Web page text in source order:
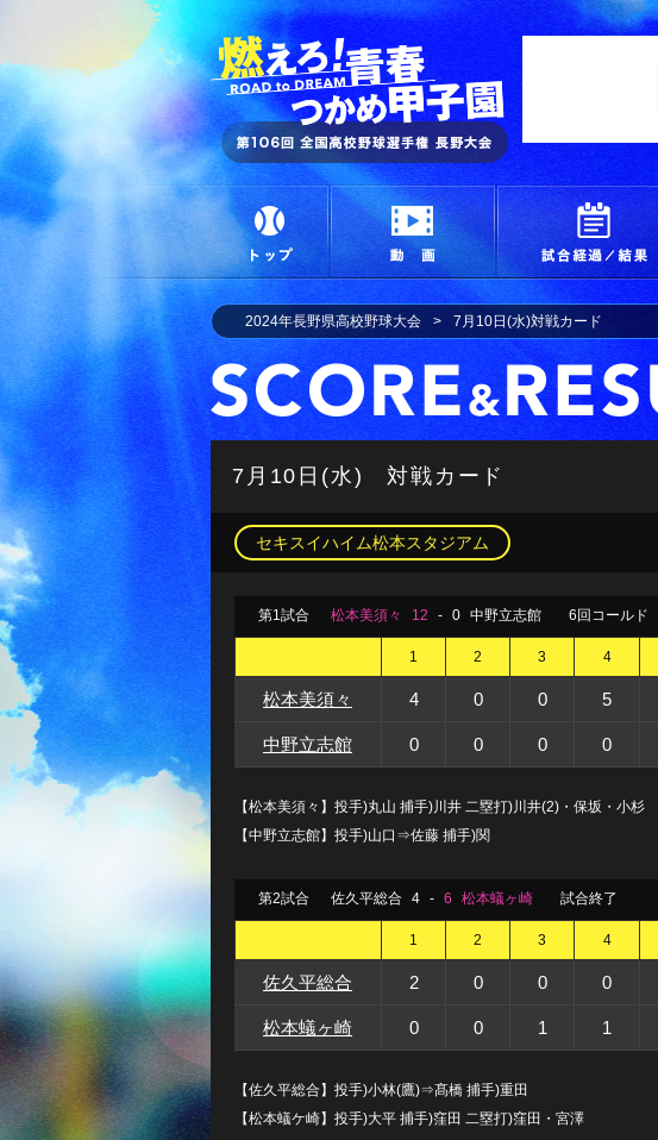
燃えろ！青春 つか
トップ 動画
2024年長野県高校野球大会 7月10日(水)対戦カード
7月10日(水) 対戦カード
セキスイハイム松本スタジアム
第1試合 松本美須々 12 - 0 中野立志館 6回コールド
1 2 3 4
松本美須々 4 0 0 5
中野立志館 0 0 0 0
【松本美須々】投手)丸山 捕手)川井 二塁打)川井(2)・保坂・小杉
【中野立志館】投手)山口⇒佐藤 捕手)関
第2試合 佐久平総合 4 - 6 松本蟻ヶ崎 試合終了
1 2 3 4
佐久平総合 2 0 0 0
松本蟻ヶ崎 0 0 1 1
【佐久平総合】投手)小林(鷹)⇒髙橋 捕手)重田
【松本蟻ケ崎】投手)大平 捕手)窪田 二塁打)窪田・宮澤